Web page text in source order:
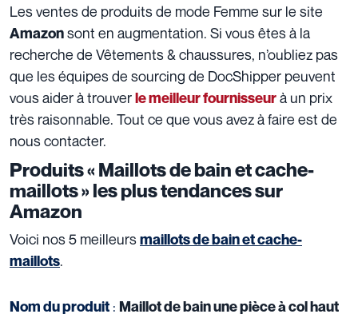
Les ventes de produits de mode Femme sur le site
Amazonsont en augmentation. Si vous êtes à la
recherche de Vêtements & chaussures, n’oubliez pas
que les équipes de sourcing de DocShipper peuvent
vous aider à trouverle meilleur fournisseurà un prix
très raisonnable. Tout ce que vous avez à faire est de
nous contacter.
Produits « Maillots de bain et cache-
maillots » les plus tendances sur
Amazon
Voici nos 5 meilleursmaillots de bain et cache-
maillots.
Nom du produit : Maillot de bain une pièce à col haut